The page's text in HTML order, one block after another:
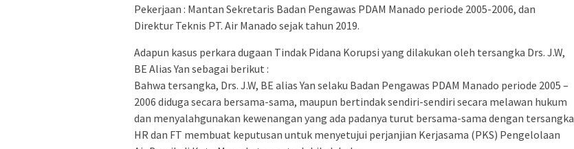
Pekerjaan : Mantan Sekretaris Badan Pengawas PDAM Manado periode 2005-2006, dan
Direktur Teknis PT. Air Manado sejak tahun 2019.
Adapun kasus perkara dugaan Tindak Pidana Korupsi yang dilakukan oleh tersangka Drs. J.W,
BE Alias Yan sebagai berikut :
Bahwa tersangka, Drs. J.W, BE alias Yan selaku Badan Pengawas PDAM Manado periode 2005 –
2006 diduga secara bersama-sama, maupun bertindak sendiri-sendiri secara melawan hukum
dan menyalahgunakan kewenangan yang ada padanya turut bersama-sama dengan tersangka
HR dan FT membuat keputusan untuk menyetujui perjanjian Kerjasama (PKS) Pengelolaan